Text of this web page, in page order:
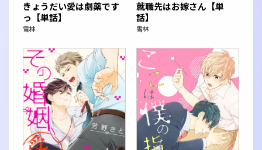
きょうだい愛は劇薬です
っ【単話】
雪林
就職先はお嫁さん【単
話】
雪林